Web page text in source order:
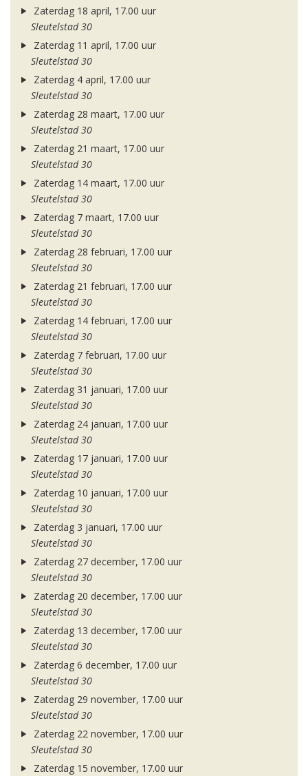
Zaterdag 18 april, 17.00 uur
Sleutelstad 30
Zaterdag 11 april, 17.00 uur
Sleutelstad 30
Zaterdag 4 april, 17.00 uur
Sleutelstad 30
Zaterdag 28 maart, 17.00 uur
Sleutelstad 30
Zaterdag 21 maart, 17.00 uur
Sleutelstad 30
Zaterdag 14 maart, 17.00 uur
Sleutelstad 30
Zaterdag 7 maart, 17.00 uur
Sleutelstad 30
Zaterdag 28 februari, 17.00 uur
Sleutelstad 30
Zaterdag 21 februari, 17.00 uur
Sleutelstad 30
Zaterdag 14 februari, 17.00 uur
Sleutelstad 30
Zaterdag 7 februari, 17.00 uur
Sleutelstad 30
Zaterdag 31 januari, 17.00 uur
Sleutelstad 30
Zaterdag 24 januari, 17.00 uur
Sleutelstad 30
Zaterdag 17 januari, 17.00 uur
Sleutelstad 30
Zaterdag 10 januari, 17.00 uur
Sleutelstad 30
Zaterdag 3 januari, 17.00 uur
Sleutelstad 30
Zaterdag 27 december, 17.00 uur
Sleutelstad 30
Zaterdag 20 december, 17.00 uur
Sleutelstad 30
Zaterdag 13 december, 17.00 uur
Sleutelstad 30
Zaterdag 6 december, 17.00 uur
Sleutelstad 30
Zaterdag 29 november, 17.00 uur
Sleutelstad 30
Zaterdag 22 november, 17.00 uur
Sleutelstad 30
Zaterdag 15 november, 17.00 uur